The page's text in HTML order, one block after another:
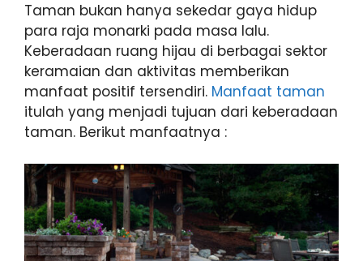
Taman bukan hanya sekedar gaya hidup
para raja monarki pada masa lalu.
Keberadaan ruang hijau di berbagai sektor
keramaian dan aktivitas memberikan
manfaat positif tersendiri. Manfaat taman
itulah yang menjadi tujuan dari keberadaan
taman. Berikut manfaatnya :